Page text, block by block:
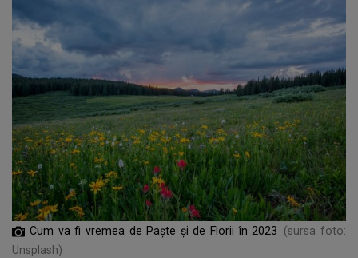
Cum va fi vremea de Paște și de Florii în 2023
(sursa foto:
Unsplash)